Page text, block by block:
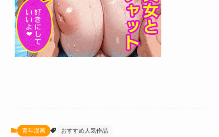
青年漫画 おすすめ人気作品